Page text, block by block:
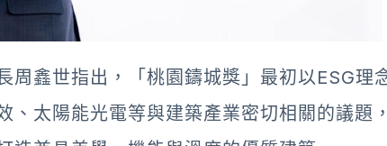
周鑫世指出，「桃園鑄城獎」最初以ESG理
、太陽能光電等與建築產業密切相關的議題